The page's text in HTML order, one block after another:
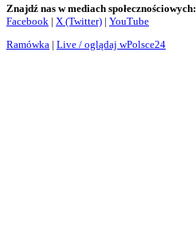
Znajdź nas w mediach społecznościowych:
Facebook | X (Twitter) | YouTube
Ramówka | Live / oglądaj wPolsce24